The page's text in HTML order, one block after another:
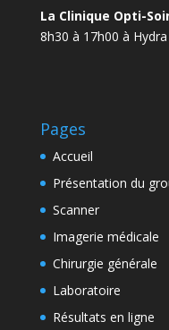
La Clinique Opti-
8h30 à 17h00 à Hydra
Pages
Accueil
Présentation du
Scanner
Imagerie médicale
Chirurgie générale
Laboratoire
Résultats en ligne